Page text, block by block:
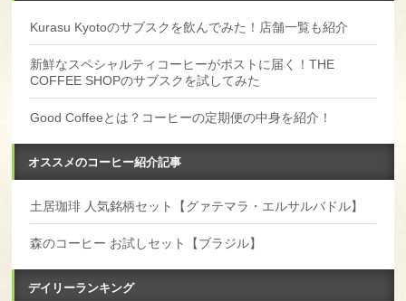
Kurasu Kyotoのサブスクを飲んでみた！店舗一覧も紹介
新鮮なスペシャルティコーヒーがポストに届く！THE
COFFEE SHOPのサブスクを試してみた
Good Coffeeとは？コーヒーの定期便の中身を紹介！
オススメのコーヒー紹介記事
土居珈琲 人気銘柄セット【グァテマラ・エルサルバドル】
森のコーヒー お試しセット【ブラジル】
デイリーランキング